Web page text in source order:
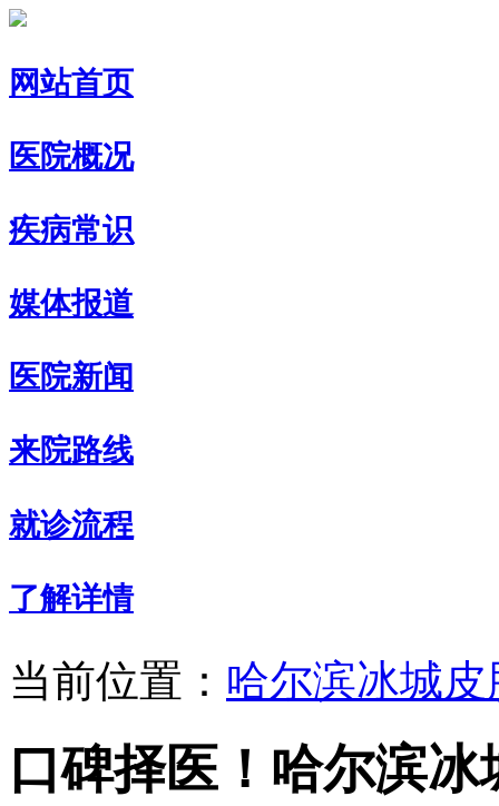
网站首页
医院概况
疾病常识
媒体报道
医院新闻
来院路线
就诊流程
了解详情
当前位置： 哈尔滨冰城
口碑择医！哈尔滨